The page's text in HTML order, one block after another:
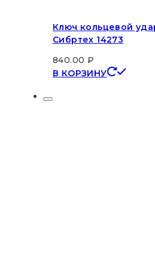
Ключ кольцевой
Сибртех 14273
840.00 ₽
В КОРЗИНУ